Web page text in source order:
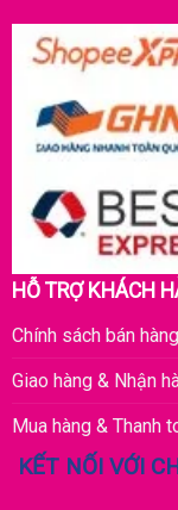
HỖ TRỢ KHÁCH
Chính sách bán hàng
Giao hàng & Nhận
Mua hàng & Thanh
KẾT NỐI VỚI